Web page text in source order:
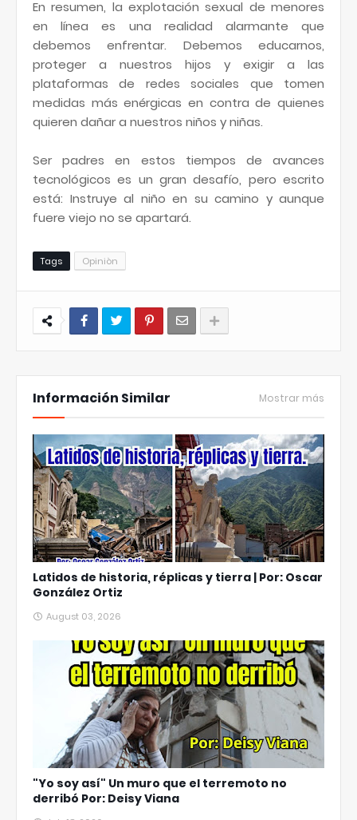
En resumen, la explotación sexual de menores
en línea es una realidad alarmante que
debemos enfrentar. Debemos educarnos,
proteger a nuestros hijos y exigir a las
plataformas de redes sociales que tomen
medidas más enérgicas en contra de quienes
quieren dañar a nuestros niños y niñas.
Ser padres en estos tiempos de avances
tecnológicos es un gran desafío, pero escrito
está: Instruye al niño en su camino y aunque
fuere viejo no se apartará.
Tags Opiniòn
Información Similar Mostrar más
Latidos de historia, réplicas y tierra | Por: Oscar
González Ortiz
August 03, 2026
"Yo soy así" Un muro que el terremoto no
derribó Por: Deisy Viana